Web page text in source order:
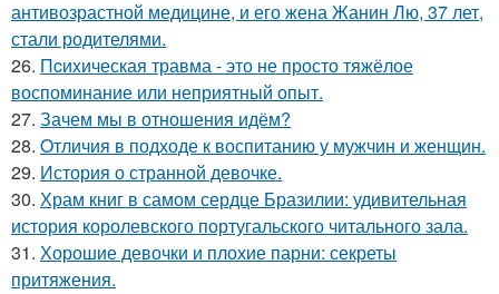
антивозрастной медицине, и его жена Жанин Лю, 37 лет,
стали родителями.
26. Пcиxическая травма - это не просто тяжёлое
воспоминание или неприятный опыт.
27. Зачем мы в отношения идём?
28. Oтличия в подходе к воспитанию у мужчин и женщин.
29. История о странной девочке.
30. Храм книг в самом сердце Бразилии: удивительная
история королевского португальского читального зала.
31. Хорошие девочки и плохие парни: секреты
притяжения.